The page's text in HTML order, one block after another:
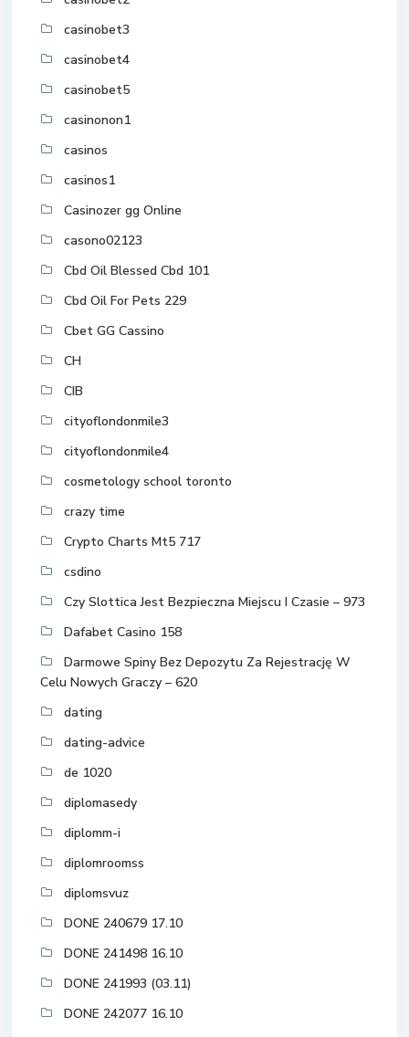
casinobet3
casinobet4
casinobet5
casinonon1
casinos
casinos1
Casinozer gg Online
casono02123
Cbd Oil Blessed Cbd 101
Cbd Oil For Pets 229
Cbet GG Cassino
CH
CIB
cityoflondonmile3
cityoflondonmile4
cosmetology school toronto
crazy time
Crypto Charts Mt5 717
csdino
Czy Slottica Jest Bezpieczna Miejscu I Czasie – 973
Dafabet Casino 158
Darmowe Spiny Bez Depozytu Za Rejestrację W
Celu Nowych Graczy – 620
dating
dating-advice
de 1020
diplomasedy
diplomm-i
diplomroomss
diplomsvuz
DONE 240679 17.10
DONE 241498 16.10
DONE 241993 (03.11)
DONE 242077 16.10